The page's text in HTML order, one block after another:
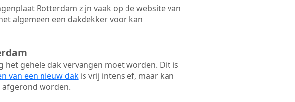
Rotterdam zijn vaak op de website van
algemeen een dakdekker voor kan
gehele dak vervangen moet worden. Dit is
van een nieuw dakis vrij intensief, maar kan
afgerond worden.